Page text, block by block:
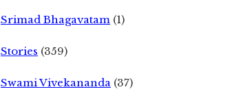
Srimad Bhagavatam (1)
Stories (359)
Swami Vivekananda (37)